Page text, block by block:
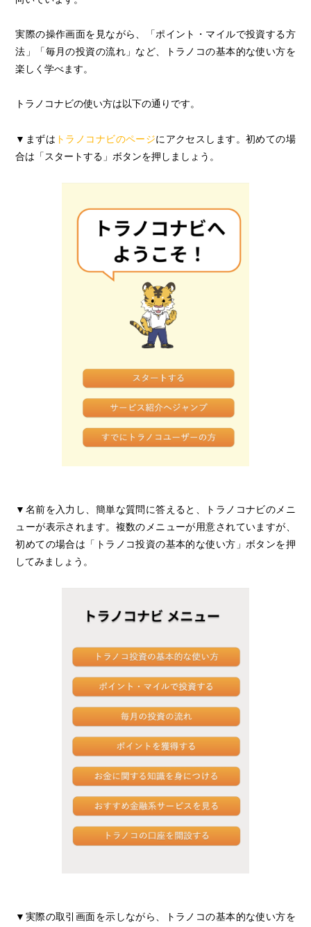
実際の操作画面を見ながら、「ポイント・マイルで投資する方
法」「毎月の投資の流れ」など、トラノコの基本的な使い方を
楽しく学べます。
トラノコナビの使い方は以下の通りです。
▼まずは トラノコナビのページにアクセスします。初めての場
合は「スタートする」ボタンを押しましょう。
▼名前を入力し、簡単な質問に答えると、トラノコナビのメニ
ューが表示されます。複数のメニューが用意されていますが、
初めての場合は「トラノコ投資の基本的な使い方」ボタンを押
してみましょう。
▼実際の取引画面を示しながら、トラノコの基本的な使い方を